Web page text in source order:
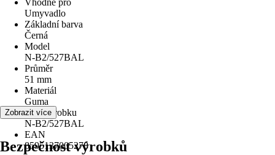
Vhodné pro
Umyvadlo
Základní barva
Černá
Model
N-B2/527BAL
Průměr
51 mm
Materiál
Guma
Kód výrobku
N-B2/527BAL
EAN
8595137005278
Zobrazit více
Bezpečnost výrobků